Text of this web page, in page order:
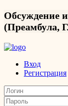
Обсуждение
Вход
Регистрация